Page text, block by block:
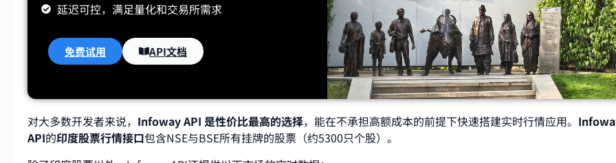
延迟可控，满足量化和交易所需求
免费试用 API文档
对大多数开发者来说， Infoway API 是性价比最高的选择，能在不承担高额成本的前提下快速搭建实时行情应用。
API的印度股票行情接口包含NSE与BSE所有挂牌的股票（约5300只个股）。